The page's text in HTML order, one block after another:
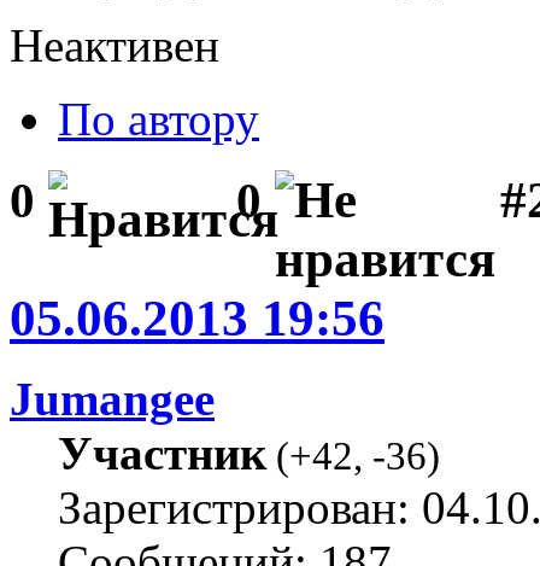
Неактивен
По автору
0 0
05.06.2013 19:56
Jumangee
Участник(+42, -36)
Зарегистрирован: